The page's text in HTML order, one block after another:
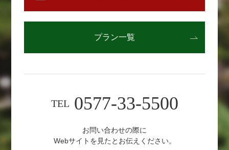
プラン一覧
TEL 0577-33-5500
お問い合わせの際に
Webサイトを見たとお伝えください。